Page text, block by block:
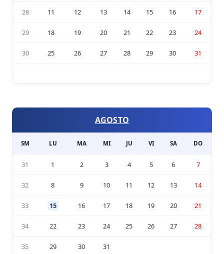
28 11 12 13 14 15 16 17
29 18 19 20 21 22 23 24
30 25 26 27 28 29 30 31
AGOSTO
SM LU MA MI JU VI SA DO
31 1 2 3 4 5 6 7
32 8 9 10 11 12 13 14
33 15 16 17 18 19 20 21
34 22 23 24 25 26 27 28
35 29 30 31